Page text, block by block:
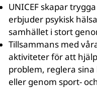
UNICEF skapar
erbjuder psykisk
samhället i stort
Tillsammans med
aktiviteter för att
problem, reglera
eller genom sport-